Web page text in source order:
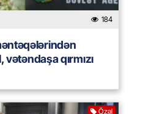
184
qırmızı
Özəl